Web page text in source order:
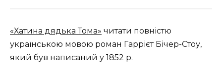
«Хатина дядька Тома» читати повністю
українською мовою роман Гаррієт Бічер-Стоу,
який був написаний у 1852 р.